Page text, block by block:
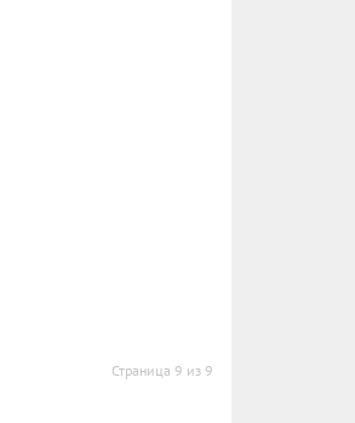
Страница 9 из 9